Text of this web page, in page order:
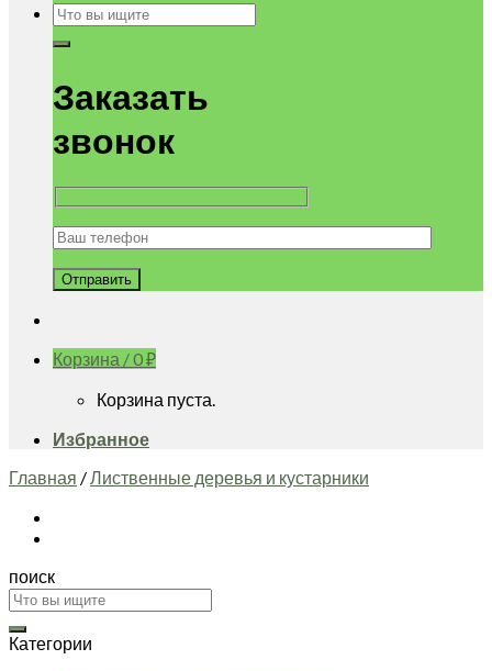
Искать:
Заказать
звонок
Корзина /0₽
Корзина пуста.
Избранное
Главная /Лиственные деревья и кустарники
поиск
Искать:
Категории